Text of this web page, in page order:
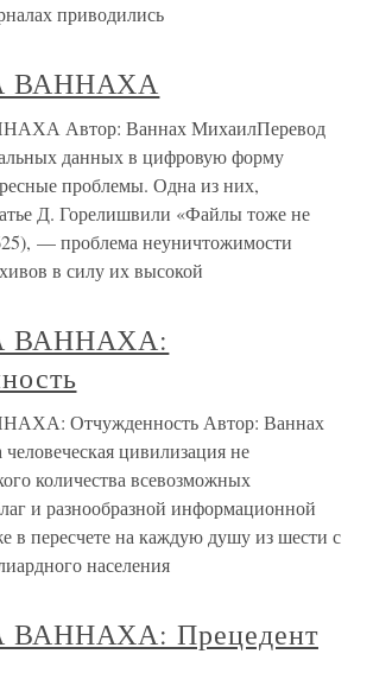
приводились
ВАННАХА
Автор: Ваннах МихаилПеревод
данных в цифровую форму
проблемы. Одна из них,
Д. Горелишвили «Файлы тоже не
— проблема неуничтожимости
в силу их высокой
ВАННАХА:
Отчужденность Автор: Ваннах
цивилизация не
количества всевозможных
и разнообразной информационной
в пересчете на каждую душу из шести с
населения
Прецедент